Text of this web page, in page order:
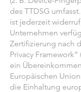
des TTDSG
ist jederzeit
Unternehmen
Zertifizierung nach
Privacy Framework“
ein
Europäischen
die Einhaltung